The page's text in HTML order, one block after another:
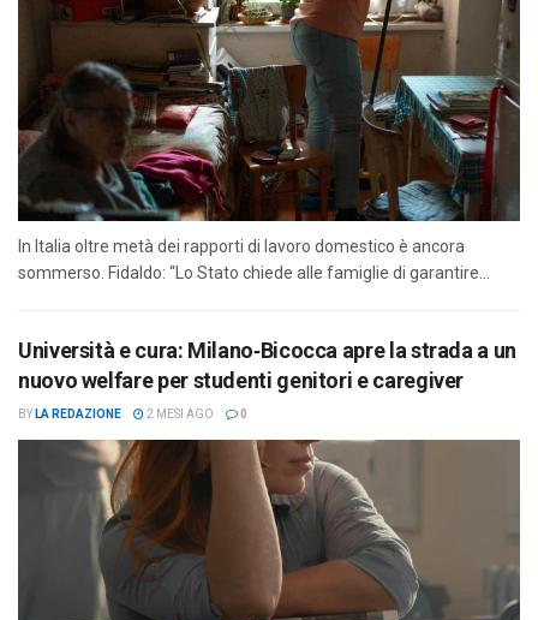
In Italia oltre metà dei rapporti di lavoro domestico è ancora
sommerso. Fidaldo: “Lo Stato chiede alle famiglie di garantire...
Università e cura: Milano‑Bicocca apre la strada a un
nuovo welfare per studenti genitori e caregiver
BY LA REDAZIONE 2 MESI AGO 0